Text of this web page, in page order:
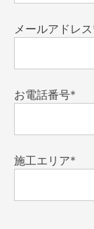
メールアドレ
お電話番号*
施工エリア*